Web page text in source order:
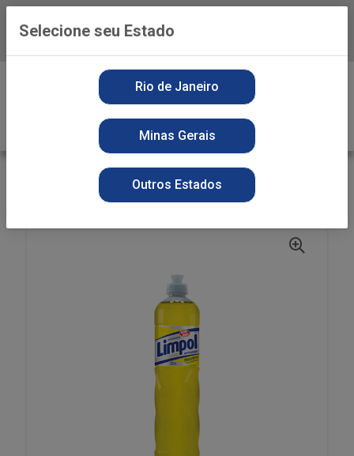
Baixe já o APP da Playvender
DETERGENTE
SECOS
DET LIQ LIMPOL 500ML NEUTRO
Selecione seu Estado
Rio de Janeiro
Minas Gerais
Outros Estados